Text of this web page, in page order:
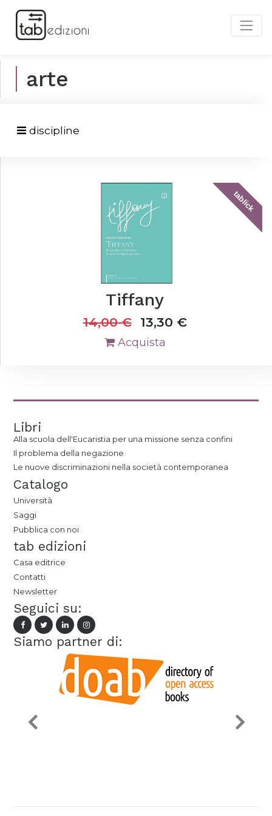
arte
discipline
tablick
Tiffany
14,00€ 13,30 €
Acquista
Libri
Alla scuola dell'Eucaristia per una missione senza confini
Il problema della negazione
Le nuove discriminazioni nella società contemporanea
Catalogo
Università
Saggi
Pubblica con noi
tab edizioni
Casa editrice
Contatti
Newsletter
Seguici su:
Siamo partner di: